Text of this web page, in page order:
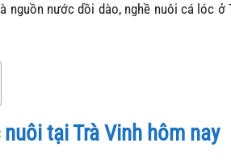
nguồn nước dồi dào, nghề nuôi cá lóc
tại Trà Vinh hôm nay